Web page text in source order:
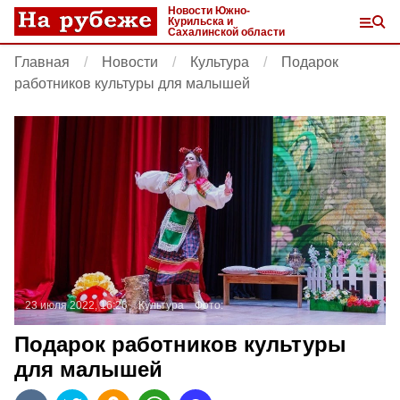
Новости Южно-
Курильска и
Сахалинской области
Главная Новости Культура
Подарок
работников культуры для малышей
23 июля 2022, 16:26 Культура Фото:
Подарок работников культуры
для малышей